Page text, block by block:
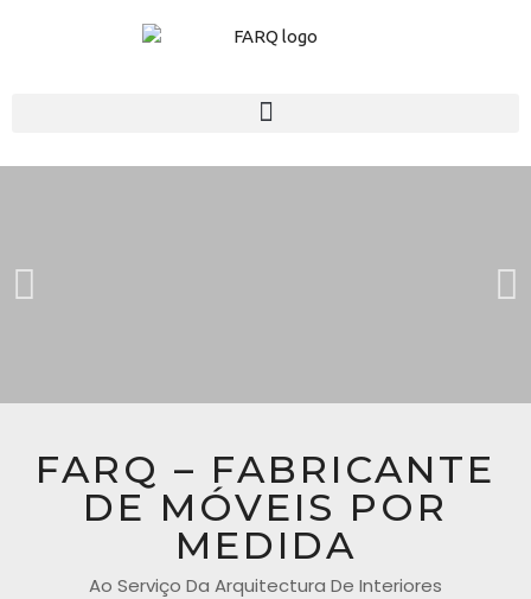
FARQ – FABRICANTE
DE MÓVEIS POR
MEDIDA
Ao Serviço Da Arquitectura De Interiores